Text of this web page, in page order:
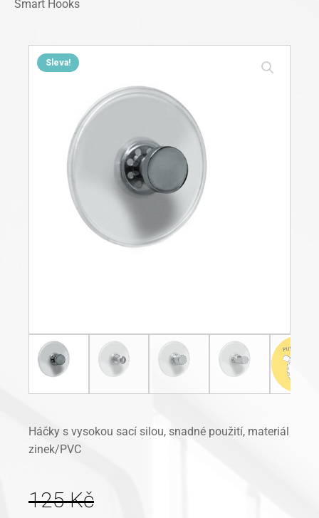
Smart Hooks
Sleva!
Háčky s vysokou sací silou, snadné použití, materiál
zinek/PVC
125Kč